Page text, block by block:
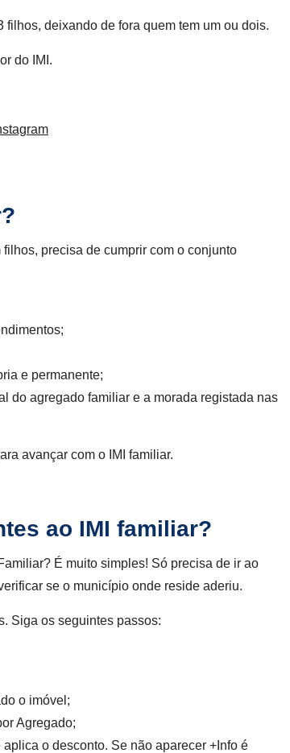
deixando de fora quem tem um ou dois.
do IMI.
precisa de cumprir com o conjunto
e permanente;
do agregado familiar e a morada registada nas
avançar com o IMI familiar.
ao IMI familiar?
É muito simples! Só precisa de ir ao
se o município onde reside aderiu.
Siga os seguintes passos:
o imóvel;
Agregado;
o desconto. Se não aparecer +Info é